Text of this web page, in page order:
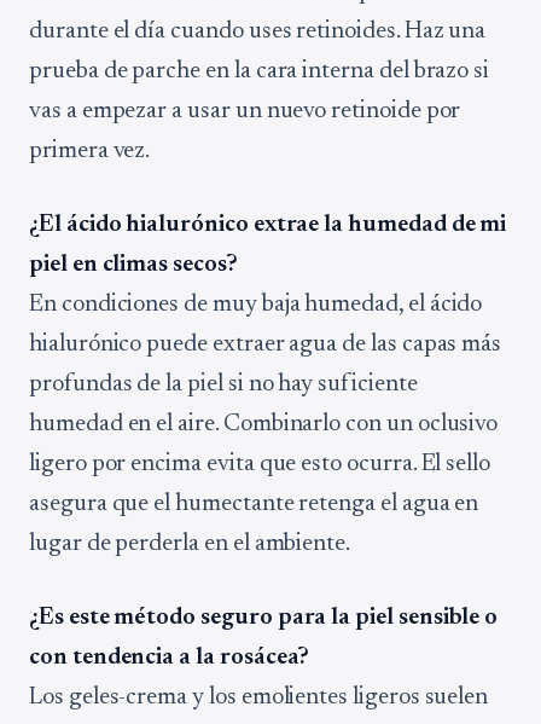
durante el día cuando uses retinoides. Haz una
prueba de parche en la cara interna del brazo si
vas a empezar a usar un nuevo retinoide por
primera vez.
¿El ácido hialurónico extrae la humedad de mi
piel en climas secos?
En condiciones de muy baja humedad, el ácido
hialurónico puede extraer agua de las capas más
profundas de la piel si no hay suficiente
humedad en el aire. Combinarlo con un oclusivo
ligero por encima evita que esto ocurra. El sello
asegura que el humectante retenga el agua en
lugar de perderla en el ambiente.
¿Es este método seguro para la piel sensible o
con tendencia a la rosácea?
Los geles-crema y los emolientes ligeros suelen